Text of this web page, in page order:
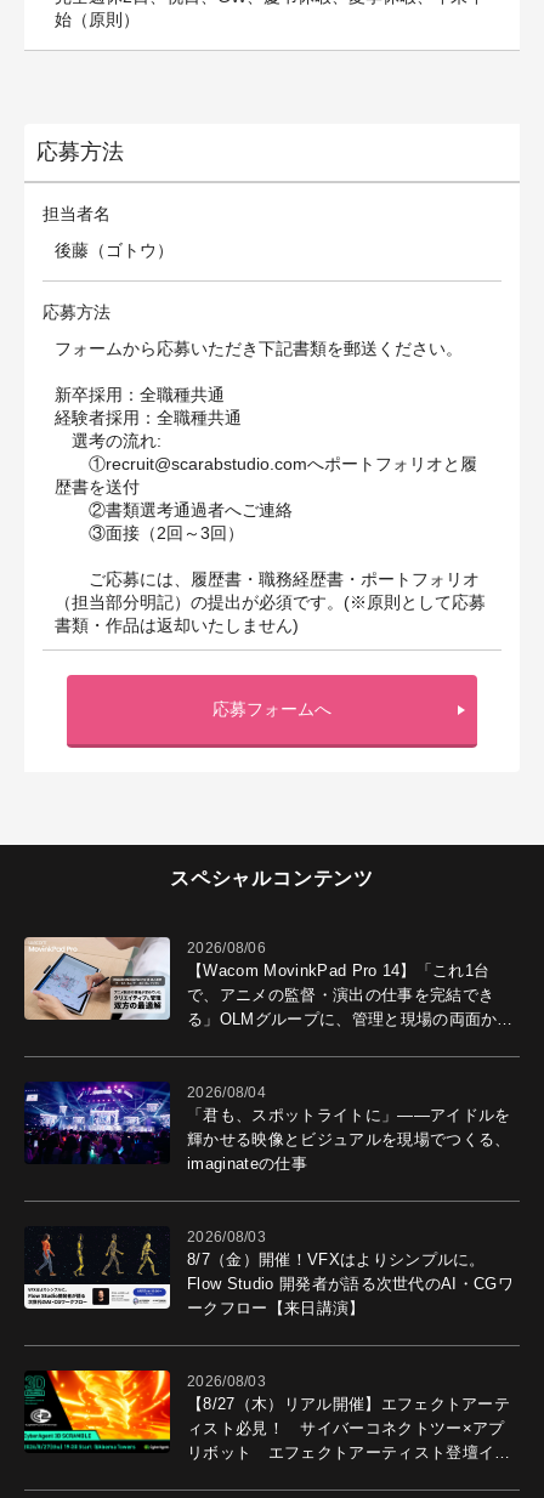
始（原則）
応募方法
担当者名
後藤（ゴトウ）
応募方法
フォームから応募いただき下記書類を郵送ください。
新卒採用：全職種共通
経験者採用：全職種共通
選考の流れ:
①recruit@scarabstudio.comへポートフォリオと履
歴書を送付
②書類選考通過者へご連絡
③面接（2回～3回）
ご応募には、履歴書・職務経歴書・ポートフォリオ
（担当部分明記）の提出が必須です。(※原則として応募
書類・作品は返却いたしません)
応募フォームへ
スペシャルコンテンツ
2026/08/06
【Wacom MovinkPad Pro 14】「これ1台
で、アニメの監督・演出の仕事を完結でき
る」OLMグループに、管理と現場の両面から
2026/08/04
「君も、スポットライトに」――アイドルを
輝かせる映像とビジュアルを現場でつくる、
imaginateの仕事
2026/08/03
8/7（金）開催！VFXはよりシンプルに。
Flow Studio 開発者が語る次世代のAI・CGワ
ークフロー【来日講演】
2026/08/03
【8/27（木）リアル開催】エフェクトアーテ
ィスト必見！ サイバーコネクトツー×アプ
リボット エフェクトアーティスト登壇イベ